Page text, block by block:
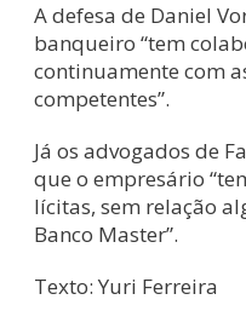
A defesa de Daniel
banqueiro “tem
continuamente com
competentes”.
Já os advogados de
que o empresário
lícitas, sem relação
Banco Master”.
Texto: Yuri Ferreira